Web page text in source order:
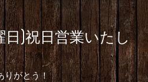
)祝日営業いたし
りがとう！